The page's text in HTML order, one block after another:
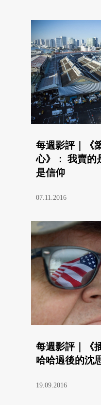
每週影評｜《
心》： 我賣的
是信仰
07.11.2016
每週影評｜《
哈哈過後的沈
19.09.2016